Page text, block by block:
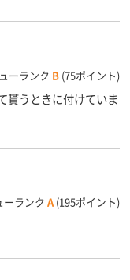
20
ーランク B (75ポイント)
貰うときに付けていま
ーランク A (195ポイント)